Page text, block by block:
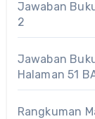
Jawaban
2
Jawaban
Halaman 51
Rangkuman